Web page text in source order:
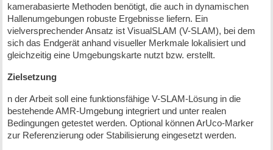
kamerabasierte Methoden benötigt, die auch in dynamischen
Hallenumgebungen robuste Ergebnisse liefern. Ein
vielversprechender Ansatz ist VisualSLAM (V-SLAM), bei dem
sich das Endgerät anhand visueller Merkmale lokalisiert und
gleichzeitig eine Umgebungskarte nutzt bzw. erstellt.
Zielsetzung
n der Arbeit soll eine funktionsfähige V-SLAM-Lösung in die
bestehende AMR-Umgebung integriert und unter realen
Bedingungen getestet werden. Optional können ArUco-Marker
zur Referenzierung oder Stabilisierung eingesetzt werden.